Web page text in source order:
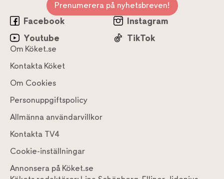
Prenumerera på nyhetsbreven!
Facebook
Instagram
Youtube
TikTok
Om Köket.se
Kontakta Köket
Om Cookies
Personuppgiftspolicy
Allmänna användarvillkor
Kontakta TV4
Cookie-inställningar
Annonsera på Köket.se